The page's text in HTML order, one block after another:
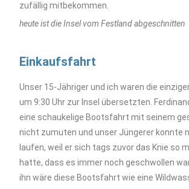
zufällig mitbekommen.
heute ist die Insel vom Festland abgeschnitten
Einkaufsfahrt
Unser 15-Jähriger und ich waren die
um 9:30 Uhr zur Insel übersetzten.
eine schaukelige Bootsfahrt mit seinem
nicht zumuten und unser Jüngerer konnte
laufen, weil er sich tags zuvor das Knie so
hatte, dass es immer noch geschwollen
ihn wäre diese Bootsfahrt wie eine